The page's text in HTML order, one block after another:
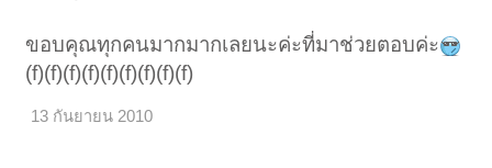
ขอบคุณทุกคนมากมากเลยนะค่ะที่มาช่วยตอบค่ะ
(f)(f)(f)(f)(f)(f)(f)(f)(f)
13 กันยายน 2010